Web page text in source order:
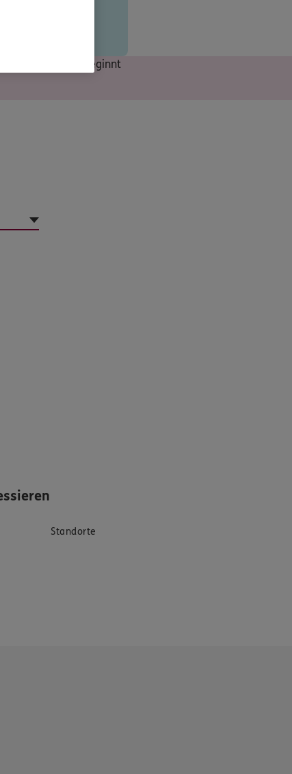
Gesicht. Erfolg beginnt
Standorte